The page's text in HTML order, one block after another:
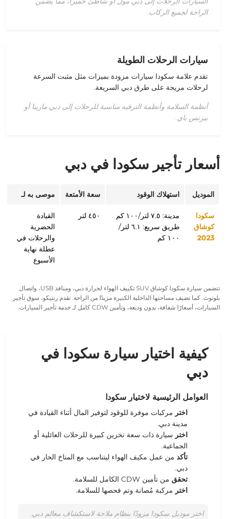
الراحة لجميع الركاب.
سيارات الرحلات الطويلة
تقدم علامة سكودا سيارات مزودة بميزات مثل مثبت السرعة
لرحلات مريحة على طرق دبي السريعة.
أنظمة السلامة وأنظمة الترفيه مناسبة للرحلات إلى دبي مارينا أو
بيزنس باي.
أسعار تأجير سكودا في دبي
الموديل استهلاك الوقود سعة الأمتعة موصى به لـ
سكودا
كوشاق
2023
مدينة: ٧.٥ لتر/١٠٠ كم
طريق سريع: ٦.١ لتر/
١٠٠ كم
٤٥٠ لتر
القيادة
الحضرية
والرحلات في
عطلة نهاية
الأسبوع
تتضمن سيارة سكودا كوشاق SUV تكييف الهواء لحرارة دبي، ومنافذ USB، واتصال
بلوتوث . كما تضيف مساحتها الداخلية الكبيرة مزيدًا من الراحة. تقدم رنتيكو، سوق تأجير
السيارات، أسعارًا شفافة، بدون وديعة، وتأمين CDW كامل لـ
خدمة تأجير السيارات
كيفية اختيار سيارة سكودا في
دبي
العوامل الرئيسية لاختيار سكودا
اختر مركبات موفرة للوقود لتوفير المال أثناء القيادة في
مدينة دبي.
اختر سيارة ذات سعة تخزين كبيرة للرحلات العائلية أو
الجماعية.
تأكد من عمل مكيف الهواء ليتناسب مع المناخ الحار في
دبي.
تحقق من تأمين CDW الكامل للسلامة.
اختر مركبة مُصانة وتم فحصها للسلامة.
اختر موديل سكودا مزودًا بنظام ملاحة لاستكشاف معالم دبي.